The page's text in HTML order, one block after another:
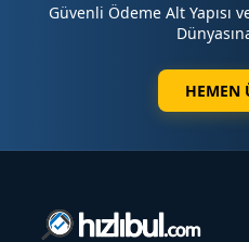
Güvenli Ödeme Alt Yapısı
HEMEN